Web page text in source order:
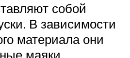
собой
В зависимости
материала они
маяки